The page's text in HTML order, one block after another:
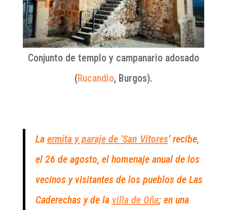
Conjunto de templo y campanario adosado
(Rucandio, Burgos).
La ermita y paraje de ‘San Vitores’recibe,
el 26 de agosto, el homenaje anual de los
vecinos y visitantes de los pueblos de Las
Caderechas y de la villa de Oña; en una